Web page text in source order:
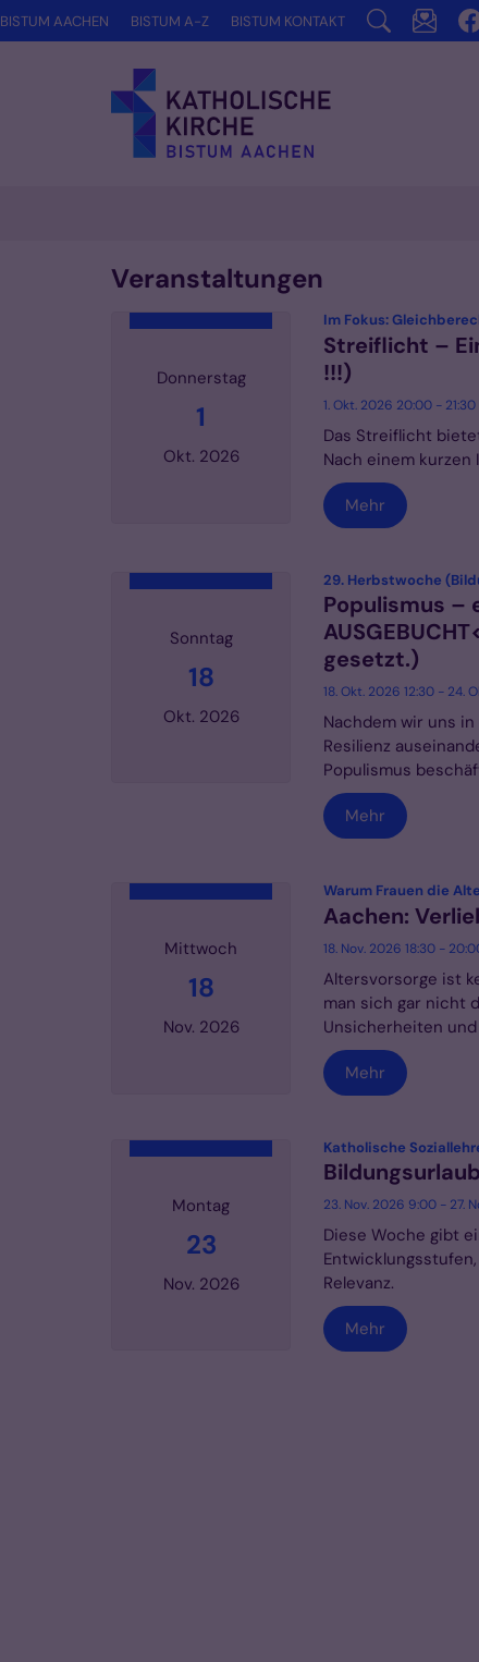
Zum Inhalt springen
BISTUM AACHEN BISTUM A-Z BISTUM KONTAKT
Veranstaltungen
Donnerstag
1
Okt. 2026
Im Fokus:
Streiflicht –
!!!)
1. Okt. 2026 20:00 - 21:30
Das Streiflicht
Nach einem
Mehr
Sonntag
18
Okt. 2026
29. Herbstwoche
Populismus –
gesetzt.)
18. Okt. 2026 12:30 - 24.
Nachdem wir uns
Resilienz
Populismus
Mehr
Mittwoch
18
Nov. 2026
Warum Frauen die
Aachen:
18. Nov. 2026 18:30 -
Altersvorsorge ist
man sich gar nicht
Unsicherheiten und
Mehr
Montag
23
Nov. 2026
Katholische
23. Nov. 2026 9:00 - 27.
Diese Woche gibt
Relevanz.
Mehr